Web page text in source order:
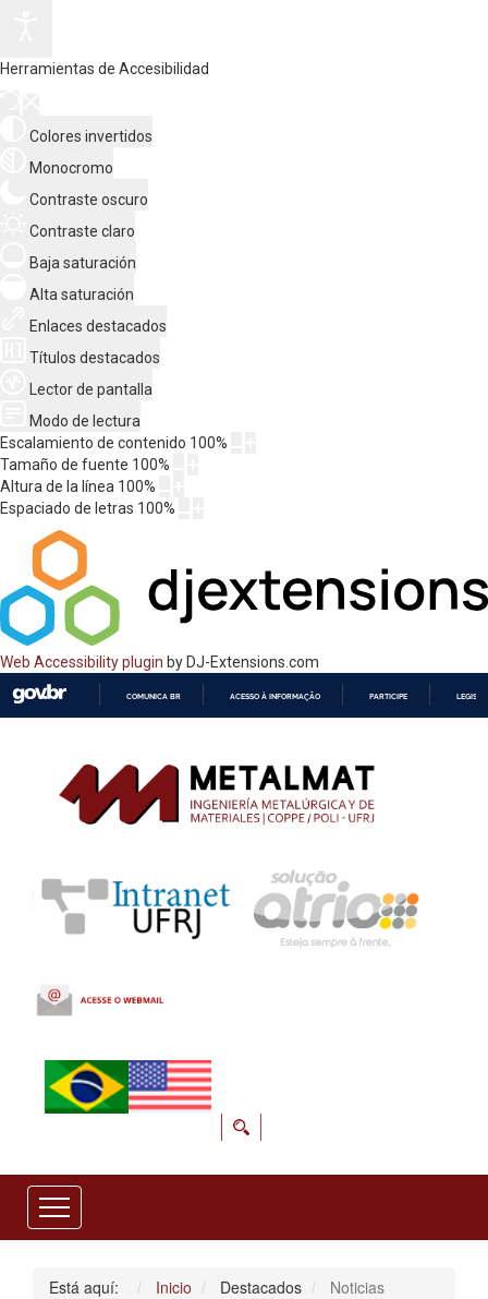
Herramientas de Accesibilidad
Colores invertidos
Monocromo
Contraste oscuro
Contraste claro
Baja saturación
Alta saturación
Enlaces destacados
Títulos destacados
Lector de pantalla
Modo de lectura
Escalamiento de contenido 100%
Tamaño de fuente 100%
Altura de la línea 100%
Espaciado de letras 100%
Web Accessibility plugin by DJ-Extensions.com
CONTEÚDO
COMUNICA BR ACESSO À INFORMAÇÃO PARTICIPE
Está aquí: Inicio Destacados Noticias